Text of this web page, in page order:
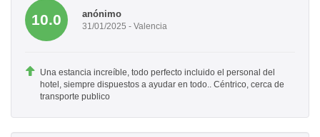
10.0 anónimo
31/01/2025 - Valencia
Una estancia increíble, todo perfecto incluido el personal del
hotel, siempre dispuestos a ayudar en todo.. Céntrico, cerca de
transporte publico